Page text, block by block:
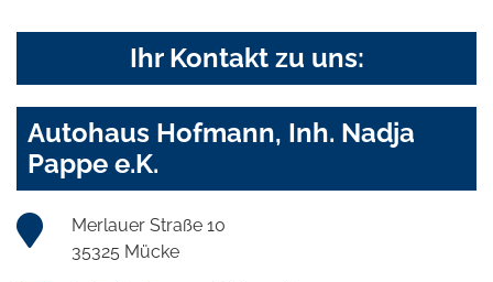
Ihr Kontakt zu uns:
Autohaus Hofmann, Inh. Nadja
Pappe e.K.
Merlauer Straße 10
35325 Mücke